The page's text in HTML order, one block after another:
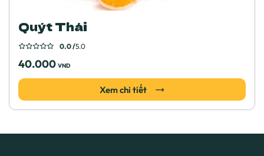
Quýt Thái
0.0 /5.0
40.000 VND
Xem chi tiết